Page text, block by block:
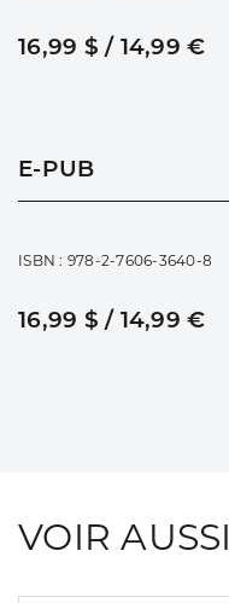
16,99 $ / 14,99 €
E-PUB
ISBN : 978-2-7606-3640-8
16,99 $ / 14,99 €
VOIR AUSSI